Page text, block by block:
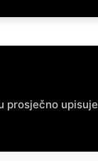
prosječno upisuje